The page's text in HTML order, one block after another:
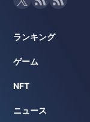
ランキング
ゲーム
NFT
ニュース